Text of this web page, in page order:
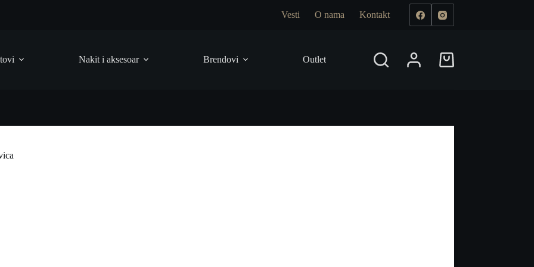
Vesti O nama Kontakt
Nakit i aksesoar Brendovi Outlet Prodajna mesta
Shopping